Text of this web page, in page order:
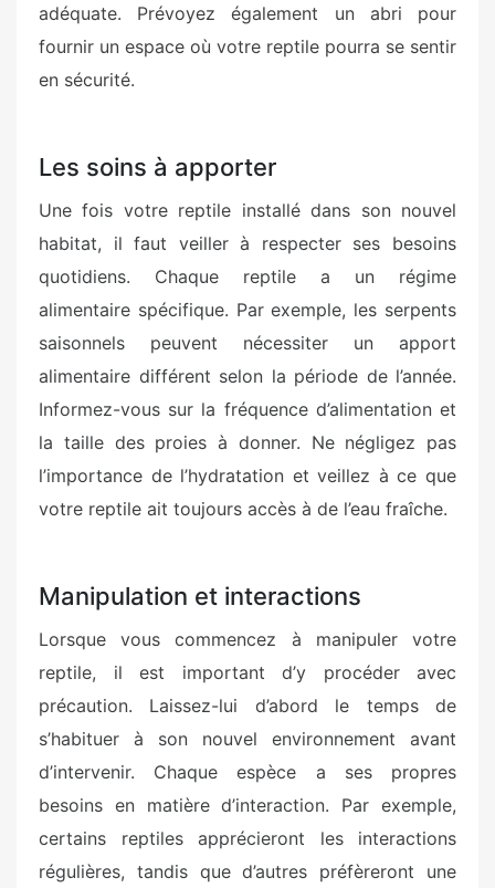
adéquate. Prévoyez également un abri pour
fournir un espace où votre reptile pourra se sentir
en sécurité.
Les soins à apporter
Une fois votre reptile installé dans son nouvel
habitat, il faut veiller à respecter ses besoins
quotidiens. Chaque reptile a un régime
alimentaire spécifique. Par exemple, les serpents
saisonnels peuvent nécessiter un apport
alimentaire différent selon la période de l’année.
Informez-vous sur la fréquence d’alimentation et
la taille des proies à donner. Ne négligez pas
l’importance de l’hydratation et veillez à ce que
votre reptile ait toujours accès à de l’eau fraîche.
Manipulation et interactions
Lorsque vous commencez à manipuler votre
reptile, il est important d’y procéder avec
précaution. Laissez-lui d’abord le temps de
s’habituer à son nouvel environnement avant
d’intervenir. Chaque espèce a ses propres
besoins en matière d’interaction. Par exemple,
certains reptiles apprécieront les interactions
régulières, tandis que d’autres préfèreront une